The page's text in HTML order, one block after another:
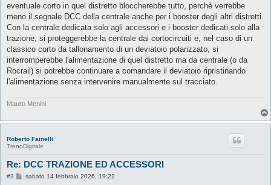
eventuale corto in quel distretto bloccherebbe tutto, perchè verrebbe
meno il segnale DCC della centrale anche per i booster degli altri distretti.
Con la centrale dedicata solo agli accessori e i booster dedicati solo alla
trazione, si proteggerebbe la centrale dai cortocircuiti e, nel caso di un
classico corto da tallonamento di un deviatoio polarizzato, si
interromperebbe l'alimentazione di quel distretto ma da centrale (o da
Rocrail) si potrebbe continuare a comandare il deviatoio ripristinando
l'alimentazione senza intervenire manualmente sul tracciato.
Mauro Menini
Roberto Fainelli
TrenoDigitale
Re: DCC TRAZIONE ED ACCESSORI
#3
Msabato 14 febbraio 2026, 19:22